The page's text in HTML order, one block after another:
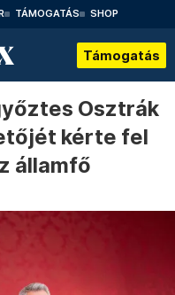
TÁMOGATÁS SHOP
Támogatás
Osztrák
kérte fel
államfő